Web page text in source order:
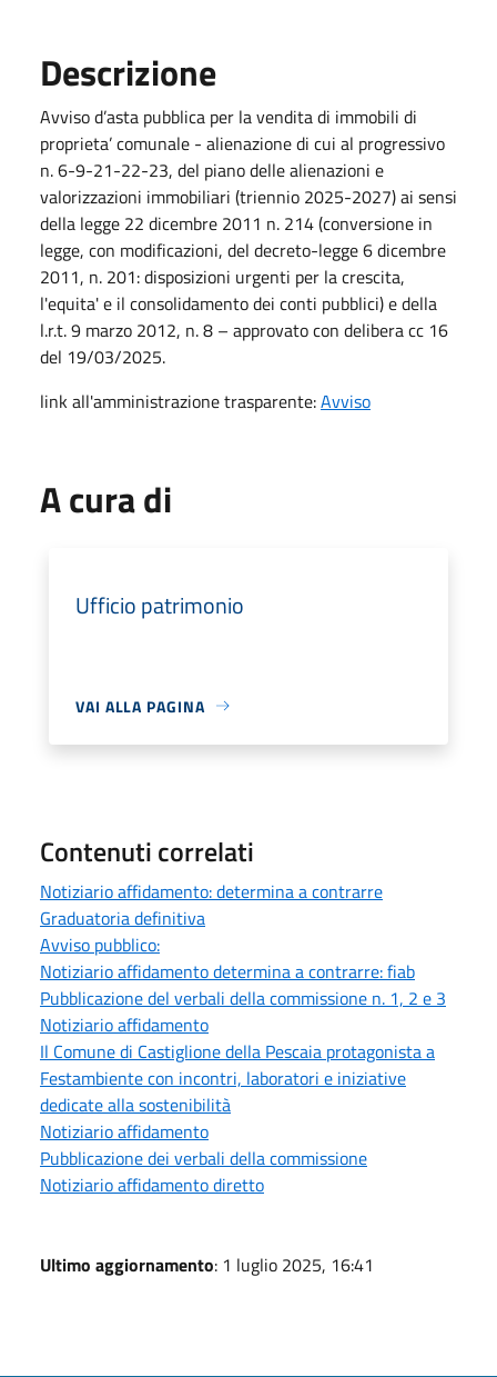
Descrizione
Avviso d’asta pubblica per la vendita di immobili di
proprieta’ comunale - alienazione di cui al progressivo
n. 6-9-21-22-23, del piano delle alienazioni e
valorizzazioni immobiliari (triennio 2025-2027) ai sensi
della legge 22 dicembre 2011 n. 214 (conversione in
legge, con modificazioni, del decreto-legge 6 dicembre
2011, n. 201: disposizioni urgenti per la crescita,
l'equita' e il consolidamento dei conti pubblici) e della
l.r.t. 9 marzo 2012, n. 8 – approvato con delibera cc 16
del 19/03/2025.
link all'amministrazione trasparente:Avviso
A cura di
Ufficio patrimonio
VAI ALLA PAGINA
Contenuti correlati
Notiziario affidamento: determina a contrarre
Graduatoria definitiva
Avviso pubblico:
Notiziario affidamento determina a contrarre: fiab
Pubblicazione del verbali della commissione n. 1, 2 e 3
Notiziario affidamento
Il Comune di Castiglione della Pescaia protagonista a
Festambiente con incontri, laboratori e iniziative
dedicate alla sostenibilità
Notiziario affidamento
Pubblicazione dei verbali della commissione
Notiziario affidamento diretto
Ultimo aggiornamento: 1 luglio 2025, 16:41